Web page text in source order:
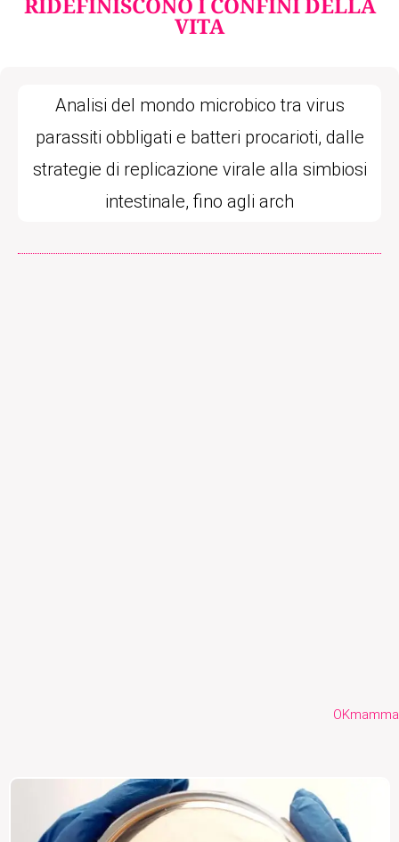
RIDEFINISCONO I CONFINI DELLA
VITA
Analisi del mondo microbico tra virus
parassiti obbligati e batteri procarioti, dalle
strategie di replicazione virale alla simbiosi
intestinale, fino agli arch
OKmamma